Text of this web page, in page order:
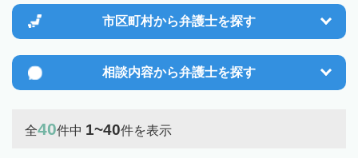
市区町村から弁護士を探す
相談内容から弁護士を探す
全40件中 1~40件を表示